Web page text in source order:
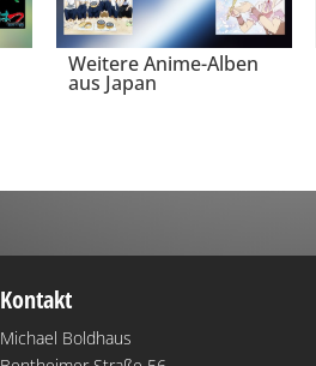
Weitere Anime-Alben
aus Japan
Kontakt
Michael Boldhaus